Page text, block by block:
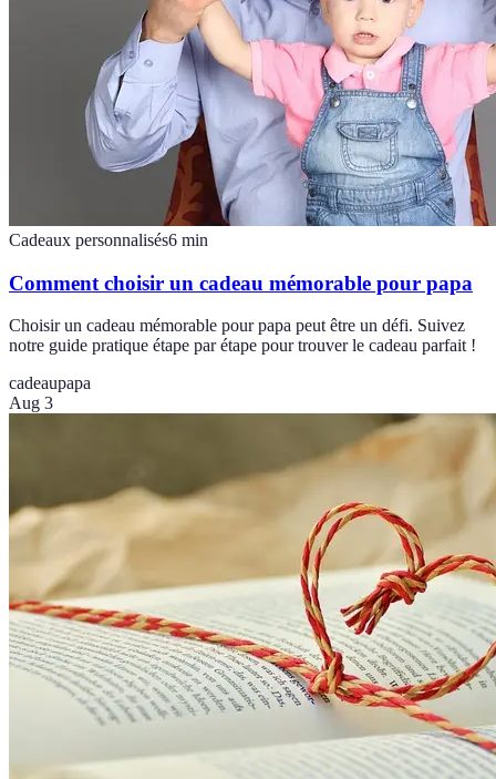
Cadeaux personnalisés6 min
Comment choisir un cadeau mémorable pour papa
Choisir un cadeau mémorable pour papa peut être un défi. Suivez
notre guide pratique étape par étape pour trouver le cadeau parfait !
cadeaupapa
Aug 3